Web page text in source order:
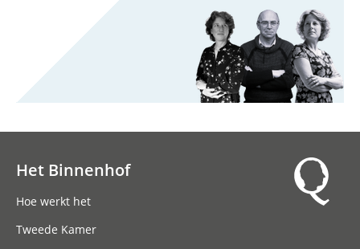
Het Binnenhof
Hoe werkt het
Tweede Kamer